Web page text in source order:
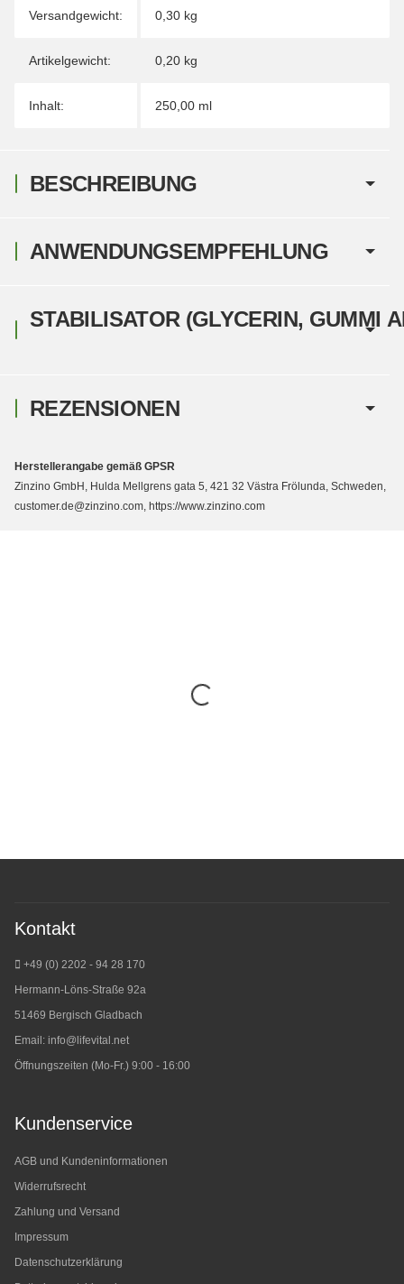
Versandgewicht: 0,30 kg
Artikelgewicht: 0,20 kg
Inhalt: 250,00 ml
BESCHREIBUNG
ANWENDUNGSEMPFEHLUNG
STABILISATOR (GLYCERIN, GUMMI
REZENSIONEN
Herstellerangabe gemäß GPSR
Zinzino GmbH, Hulda Mellgrens gata 5, 421 32 Västra Frölunda, Schweden,
customer.de@zinzino.com, https://www.zinzino.com
Kontakt
+49 (0) 2202 - 94 28 170
Hermann-Löns-Straße 92a
51469 Bergisch Gladbach
Email: info@lifevital.net
Öffnungszeiten (Mo-Fr.) 9:00 - 16:00
Kundenservice
AGB und Kundeninformationen
Widerrufsrecht
Zahlung und Versand
Impressum
Datenschutzerklärung